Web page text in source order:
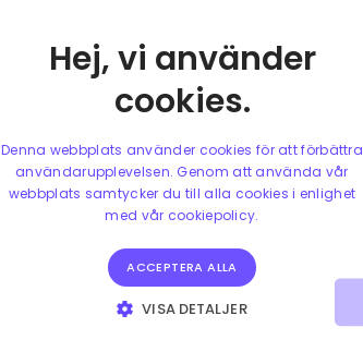
0.867499 € 0.00%
1.160000 € -4.10% 3.2B €
Hej, vi använder
cookies.
Denna webbplats använder cookies för att förbättra
användarupplevelsen. Genom att använda vår
webbplats samtycker du till alla cookies i enlighet
med vår cookiepolicy.
ACCEPTERA ALLA
VISA DETALJER